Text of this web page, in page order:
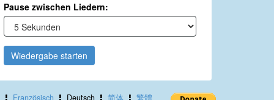
Pause zwischen Liedern:
Wiedergabe starten
Französisch Deutsch 简体 繁體